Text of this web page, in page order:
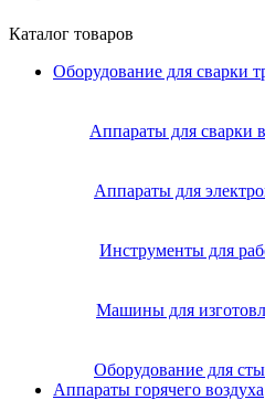
Каталог товаров
Оборудование для сварки
Аппараты для сварки
Аппараты для
Инструменты для
Машины для
Оборудование для
Аппараты горячего воздуха